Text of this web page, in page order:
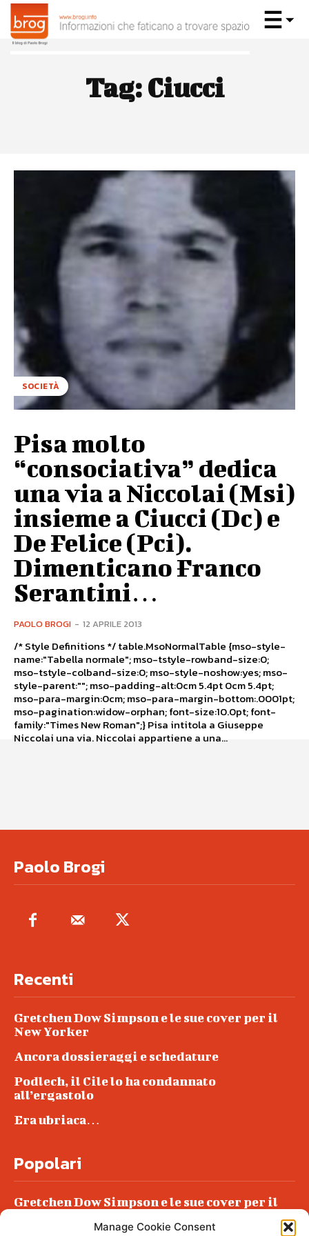
Manage Cookie Consent
Tag: Ciucci
SOCIETÀ
Pisa molto
“consociativa” dedica
una via a Niccolai (Msi)
insieme a Ciucci (Dc) e
De Felice (Pci).
Dimenticano Franco
Serantini…
PAOLO BROGI - 12 APRILE 2013
/* Style Definitions */ table.MsoNormalTable {mso-style-
name:"Tabella normale"; mso-tstyle-rowband-size:0;
mso-tstyle-colband-size:0; mso-style-noshow:yes; mso-
style-parent:""; mso-padding-alt:0cm 5.4pt 0cm 5.4pt;
mso-para-margin:0cm; mso-para-margin-bottom:.0001pt;
mso-pagination:widow-orphan; font-size:10.0pt; font-
family:"Times New Roman";} Pisa intitola a Giuseppe
Niccolai una via. Niccolai appartiene a una...
Paolo Brogi
Recenti
Gretchen Dow Simpson e le sue cover per il
New Yorker
Ancora dossieraggi e schedature
Podlech, il Cile lo ha condannato
all’ergastolo
Era ubriaca…
Popolari
Gretchen Dow Simpson e le sue cover per il